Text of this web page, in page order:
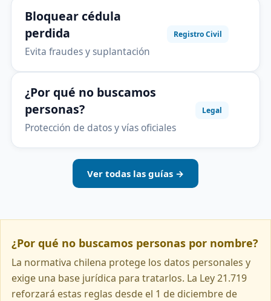
Bloquear cédula
perdida
Evita fraudes y suplantación
Registro Civil
¿Por qué no buscamos
personas?
Protección de datos y vías oficiales
Legal
Ver todas las guías →
¿Por qué no buscamos personas por nombre?
La normativa chilena protege los datos personales y
exige una base jurídica para tratarlos. La Ley 21.719
reforzará estas reglas desde el 1 de diciembre de